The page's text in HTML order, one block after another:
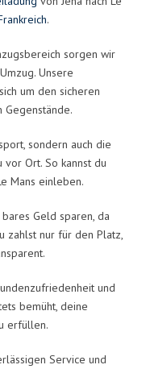
.
sorgen wir
Unsere
um den sicheren
sondern auch die
Ort. So kannst du
Mans einleben.
Geld sparen, da
zahlst nur für den Platz,
und
bemüht, deine
erfüllen.
Service und